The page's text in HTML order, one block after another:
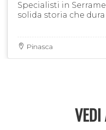
Specialisti in
solida storia che
Pinasca
VEDI